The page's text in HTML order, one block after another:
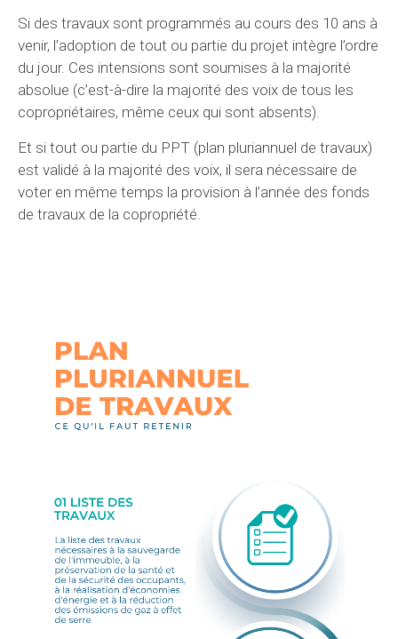
Si des travaux sont programmés au cours des 10 ans à
venir, l’adoption de tout ou partie du projet intègre l’ordre
du jour. Ces intensions sont soumises à la majorité
absolue (c’est-à-dire la majorité des voix de tous les
copropriétaires, même ceux qui sont absents).
Et si tout ou partie du PPT (plan pluriannuel de travaux)
est validé à la majorité des voix, il sera nécessaire de
voter en même temps la provision à l’année des fonds
de travaux de la copropriété.